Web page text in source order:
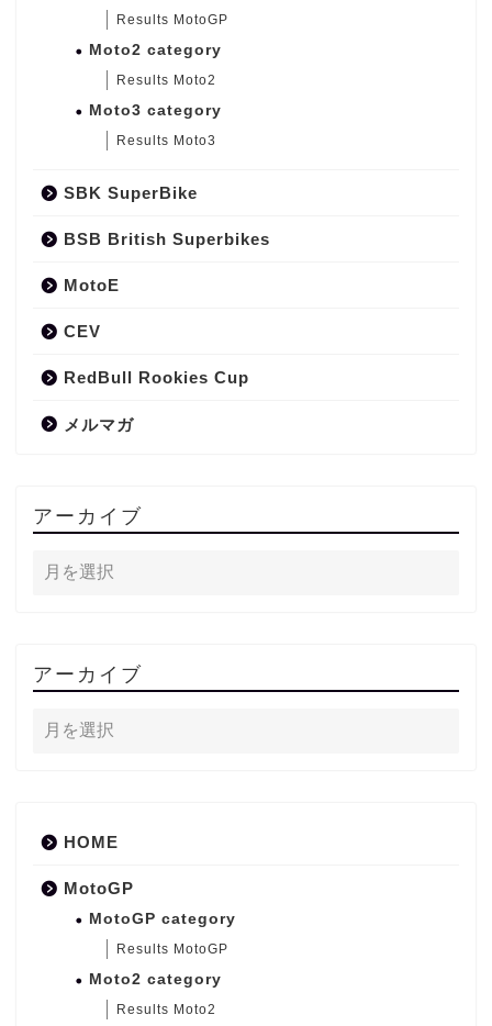
Results MotoGP
Moto2 category
Results Moto2
Moto3 category
Results Moto3
SBK SuperBike
BSB British Superbikes
MotoE
CEV
RedBull Rookies Cup
メルマガ
アーカイブ
アーカイブ
HOME
MotoGP
MotoGP category
Results MotoGP
Moto2 category
Results Moto2